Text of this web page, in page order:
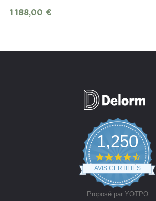
1 188,00 €
1,250
4.7
star
rating
AVIS CERTIFIÉS
Proposé par YOTPO